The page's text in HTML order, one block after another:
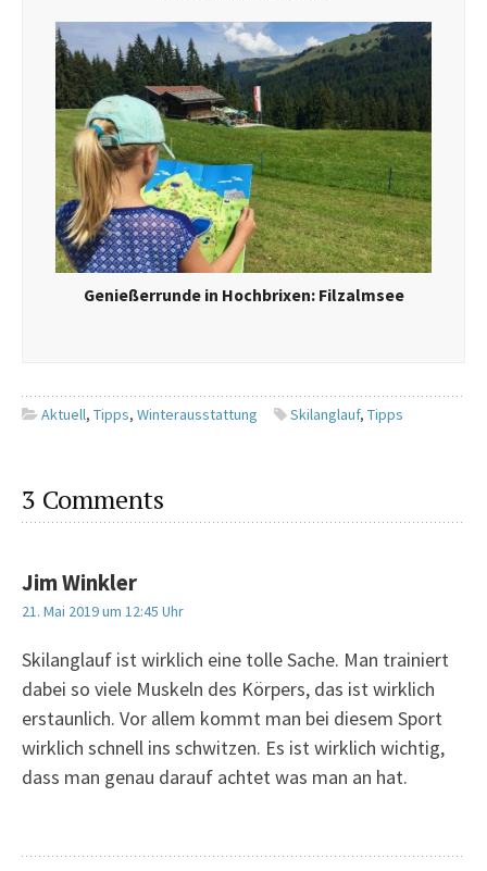
Genießerrunde in Hochbrixen: Filzalmsee
Aktuell, Tipps, Winterausstattung Skilanglauf, Tipps
3 Comments
Jim Winkler
21. Mai 2019 um 12:45 Uhr
Skilanglauf ist wirklich eine tolle Sache. Man trainiert
dabei so viele Muskeln des Körpers, das ist wirklich
erstaunlich. Vor allem kommt man bei diesem Sport
wirklich schnell ins schwitzen. Es ist wirklich wichtig,
dass man genau darauf achtet was man an hat.